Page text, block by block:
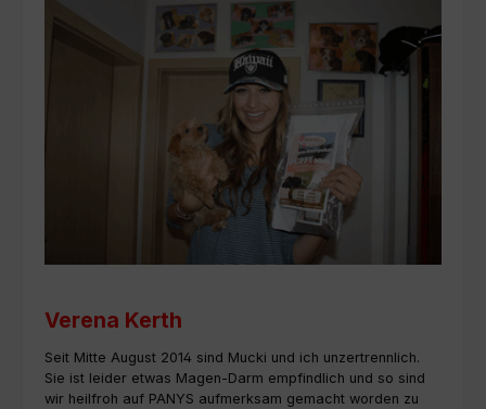
Verena Kerth
Seit Mitte August 2014 sind Mucki und ich unzertrennlich.
Sie ist leider etwas Magen-Darm empfindlich und so sind
wir heilfroh auf PANYS aufmerksam gemacht worden zu